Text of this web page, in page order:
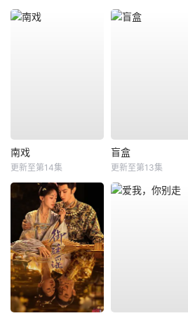
南戏
更新至第14集
盲盒
更新至第13集